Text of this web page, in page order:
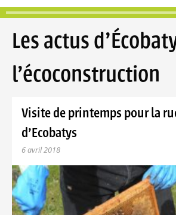
Les actus
l'écoconstruction
Visite de printemps pour la
d’Ecobatys
6 avril 2018